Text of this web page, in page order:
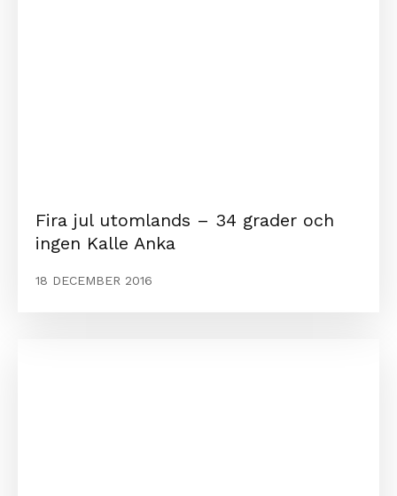
Fira jul utomlands – 34 grader och
ingen Kalle Anka
18 DECEMBER 2016